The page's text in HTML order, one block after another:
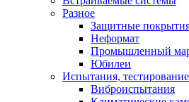
Разное
Защитные
Неформат
Промышленный
Юбилеи
Испытания, тестирование
Виброиспытания